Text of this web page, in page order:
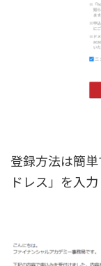
登録方法は簡
ドレス」を入力